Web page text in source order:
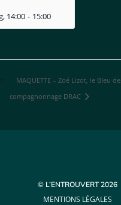
14:00 - 15:00
MAQUETTE – Zoé Lizot, le Bleu
compagnonnage DRAC
© L’ENTROUVERT 2026
MENTIONS LÉGALES